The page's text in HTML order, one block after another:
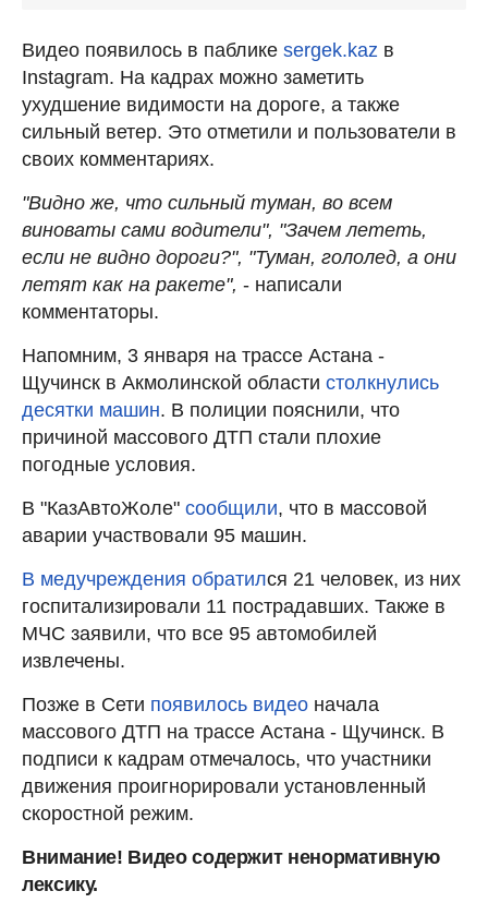
Видео появилось в паблике sergek.kaz в
Instagram. На кадрах можно заметить
ухудшение видимости на дороге, а также
сильный ветер. Это отметили и пользователи в
своих комментариях.
"Видно же, что сильный туман, во всем
виноваты сами водители", "Зачем лететь,
если не видно дороги?", "Туман, гололед, а они
летят как на ракете", - написали
комментаторы.
Напомним, 3 января на трассе Астана -
Щучинск в Акмолинской области столкнулись
десятки машин. В полиции пояснили, что
причиной массового ДТП стали плохие
погодные условия.
В "КазАвтоЖоле" сообщили, что в массовой
аварии участвовали 95 машин.
В медучреждения обратился 21 человек, из них
госпитализировали 11 пострадавших. Также в
МЧС заявили, что все 95 автомобилей
извлечены.
Позже в Сети появилось видео начала
массового ДТП на трассе Астана - Щучинск. В
подписи к кадрам отмечалось, что участники
движения проигнорировали установленный
скоростной режим.
Внимание! Видео содержит ненормативную
лексику.